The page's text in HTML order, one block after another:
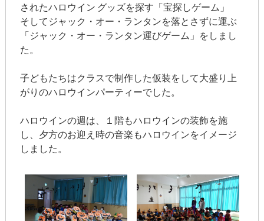
されたハロウイン グッズを探す「宝探しゲーム」
そしてジャック・オー・ランタンを落とさずに運ぶ
「ジャック・オー・ランタン運びゲーム」をしまし
た。
子どもたちはクラスで制作した仮装をして大盛り上
がりのハロウインパーティーでした。
ハロウインの週は、１階もハロウインの装飾を施
し、夕方のお迎え時の音楽もハロウインをイメージ
しました。